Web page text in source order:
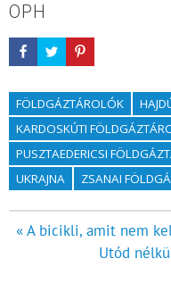
OPH
FÖLDGÁZTÁROLÓK
KARDOSKÚTI
PUSZTAEDERICSI
UKRAJNA
ZSANAI
Bejegyzés
navigáció
« A bicikli, amit nem
Utód